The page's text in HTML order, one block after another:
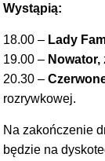
Wystąpią:
18.00 – Lady
19.00 – Nowator,
20.30 –
rozrywkowej.
Na zakończenie
będzie na